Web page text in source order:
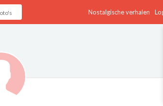
Nostalgische verhalen